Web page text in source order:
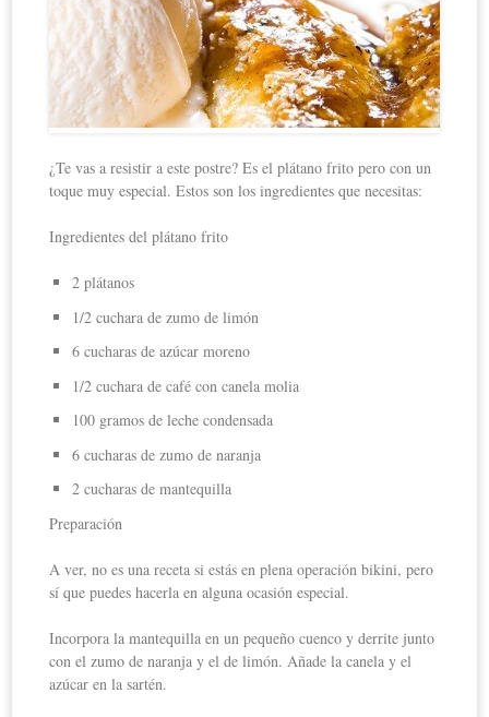
¿Te vas a resistir a este postre? Es el plátano frito pero con un
toque muy especial. Estos son los ingredientes que necesitas:
Ingredientes del plátano frito
2 plátanos
1/2 cuchara de zumo de limón
6 cucharas de azúcar moreno
1/2 cuchara de café con canela molia
100 gramos de leche condensada
6 cucharas de zumo de naranja
2 cucharas de mantequilla
Preparación
A ver, no es una receta si estás en plena operación bikini, pero
sí que puedes hacerla en alguna ocasión especial.
Incorpora la mantequilla en un pequeño cuenco y derrite junto
con el zumo de naranja y el de limón. Añade la canela y el
azúcar en la sartén.